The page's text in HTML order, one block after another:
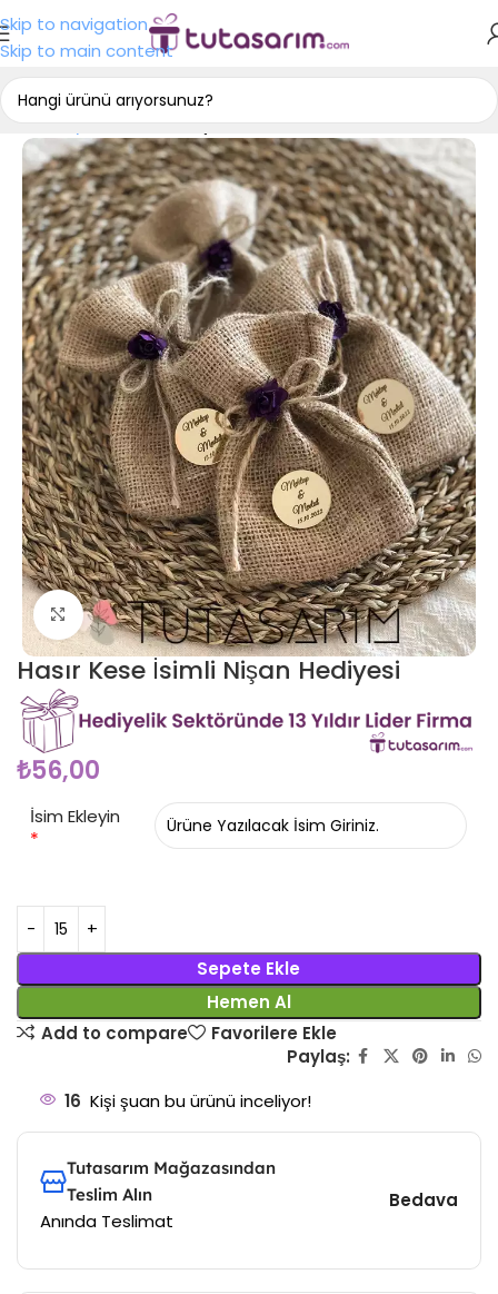
Skip to navigation
Skip to main content
Ana Sayfa Nişan Hediyelikleri
Click to enlarge
Hasır Kese İsimli Nişan Hediyesi
₺56,00
İsim Ekleyin
*
Sepete Ekle
Hemen Al
Add to compare
Favorilere Ekle
Paylaş:
16 Kişi şuan bu ürünü inceliyor!
Tutasarım Mağazasından
Teslim Alın
Anında Teslimat
Bedava